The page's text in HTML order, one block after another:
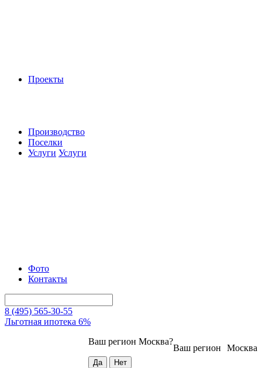
Проекты
Производство
Поселки
Услуги Услуги
Фото
Контакты
8 (495) 565-30-55
Льготная ипотека 6%
Москва
Ваш регион
Ваш регион Москва?